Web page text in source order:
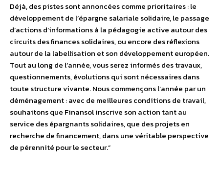
Déjà, des pistes sont annoncées comme prioritaires : le
développement de l’épargne salariale solidaire, le passage
d’actions d’informations à la pédagogie active autour des
circuits des finances solidaires, ou encore des réflexions
autour de la labellisation et son développement européen.
Tout au long de l’année, vous serez informés des travaux,
questionnements, évolutions qui sont nécessaires dans
toute structure vivante. Nous commençons l’année par un
déménagement : avec de meilleures conditions de travail,
souhaitons que Finansol inscrive son action tant au
service des épargnants solidaires, que des projets en
recherche de financement, dans une véritable perspective
de pérennité pour le secteur.”